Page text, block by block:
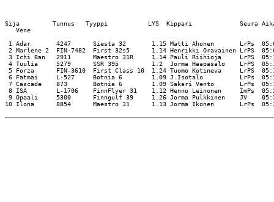
Sija         Tunnus   Tyyppi           LYS  Kippari             Seura
   Vene
1 Adar       4247      Siesta 32       1.15 Matti Ahonen       LrPs
2 Marlene 2  FIN-7482  First 32s5      1.14 Henrikki Oravainen LrPS
3 Ichi Ban   2911      Maestro 31R     1.14 Pauli Riihioja     LrPS
4 Tuulia     5279      SSR 395         1.2  Jorma Haapasalo    LrPS
5 Forza      FIN-3610  First Class 10  1.24 Tuomo Kotineva     LrPS
6 Fatmai     L-527     Botnia 6        1.09 J.Isotalo          LrPs
7 Cascade    873       Botnia 6        1.09 Sakari Vento       LrPs
8 ISA        L-1706    FinnFlyer 31    1.12 Henno Leinonen     ImPs
9 Opaali     5300      Finngulf 39     1.26 Jorma Pulkkinen    JV
10 Ilona      8854      Maestro 31      1.13 Jorma Ikonen       LrPs